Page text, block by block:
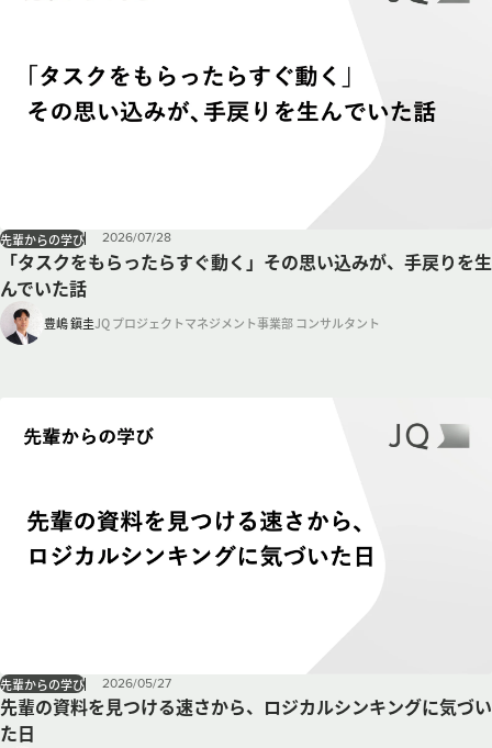
「タスクをもらったらすぐ動く」その思い込みが、手戻りを生
んでいた話
先輩からの学び 2026/07/28
豊嶋 鎭圭JQ プロジェクトマネジメント事業部 コンサルタント
先輩の資料を見つける速さから、ロジカルシンキングに気づい
た日
先輩からの学び 2026/05/27